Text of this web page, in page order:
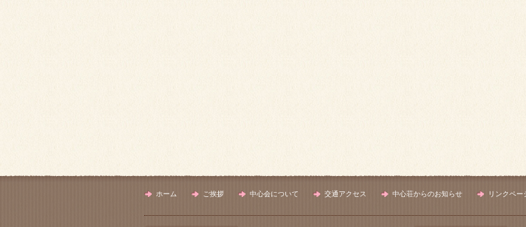
ホーム ご挨拶 中心会について 交通アクセス 中心荘からのお知らせ リンクペー